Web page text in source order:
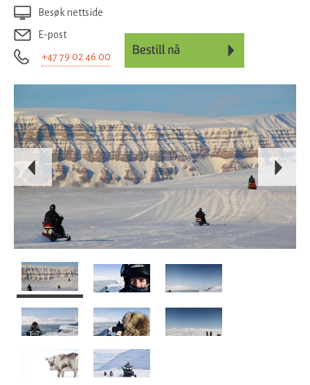
Besøk nettside
E-post
+47 79 02 46 00